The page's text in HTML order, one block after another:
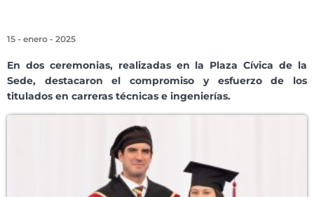
15 - enero - 2025
En dos ceremonias, realizadas en la Plaza Cívica de la
Sede, destacaron el compromiso y esfuerzo de los
titulados en carreras técnicas e ingenierías.